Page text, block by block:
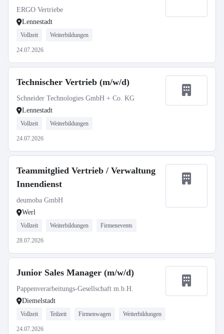
ERGO Vertriebe
Lennestadt
Vollzeit Weiterbildungen
24.07.2026
Technischer Vertrieb (m/w/d)
Schneider Technologies GmbH + Co. KG
Lennestadt
Vollzeit Weiterbildungen
24.07.2026
Teammitglied Vertrieb / Verwaltung
Innendienst
deumoba GmbH
Werl
Vollzeit Weiterbildungen Firmenevents
28.07.2026
Junior Sales Manager (m/w/d)
Pappenverarbeitungs-Gesellschaft m.b.H.
Diemelstadt
Vollzeit Teilzeit Firmenwagen Weiterbildungen
24.07.2026